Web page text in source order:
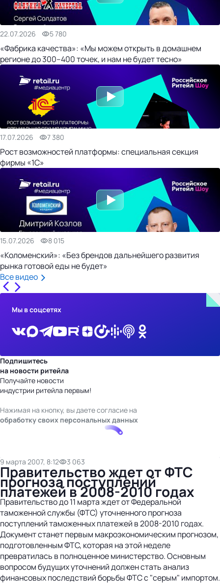
22.07.2026 5 780
«Фабрика качества»: «Мы можем открыть в домашнем
регионе до 300–400 точек, и нам не будет тесно»
17.07.2026 7 380
Рост возможностей платформы: специальная секция
фирмы «1С»
15.07.2026 8 015
«Коломенский»: «Без брендов дальнейшего развития
рынка готовой еды не будет»
Все видео
Мы в соцсетях
Подпишитесь
на новости ритейла
Получайте новости
индустрии ритейла первым!
Нажимая на кнопку, вы даете согласие на
обработку своих персональных данных
9 марта 2007, 8:12 3 063
Правительство ждет от ФТС
прогноза поступлений
платежей в 2008-2010 годах
Правительство до 11 марта ждет от Федеральной
таможенной службы (ФТС) уточненного прогноза
поступлений таможенных платежей в 2008-2010 годах.
Документ станет первым макроэкономическим прогнозом,
подготовленным ФТС, которая на этой неделе
превратилась в полноценное министерство. Основным
вопросом будущих уточнений должен стать анализ
финансовых последствий борьбы ФТС с "серым" импортом.